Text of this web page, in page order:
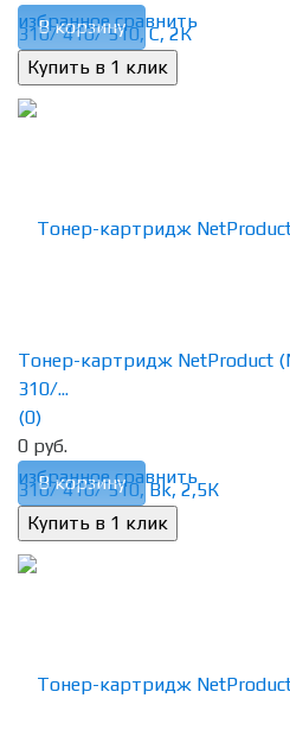
избранное сравнить
В корзину
избранное сравнить
Тонер-картридж NetProduct
310/...
(0)
0 руб.
В корзину